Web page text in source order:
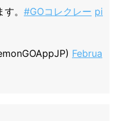
。 #GOコレクレー pi
Februa